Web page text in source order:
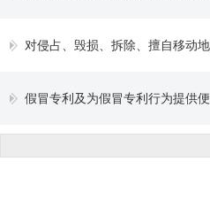
对侵占、毁损、拆除、擅自移动
假冒专利及为假冒专利行为提供